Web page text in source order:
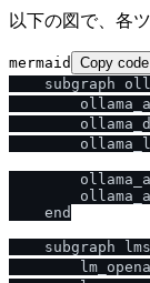
以下の図で、各
mermaid Copy code
subgraph
    end
subgraph